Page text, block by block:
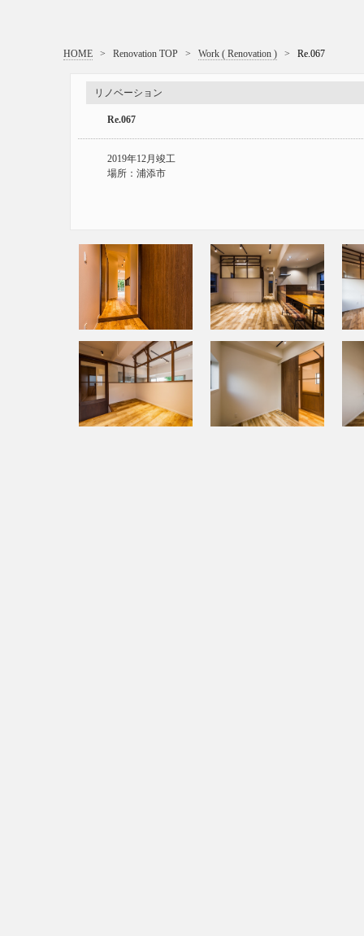
HOME > Renovation TOP > Work ( Renovation ) > Re.067
リノベーション
Re.067
2019年12月竣工
場所：浦添市